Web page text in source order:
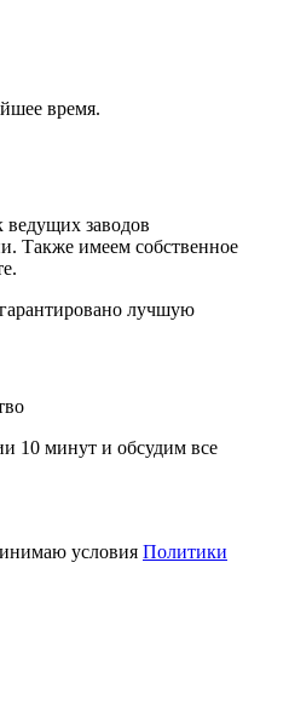
время.
заводов
Также имеем собственное
лучшую
10 минут и обсудим все
условия Политики